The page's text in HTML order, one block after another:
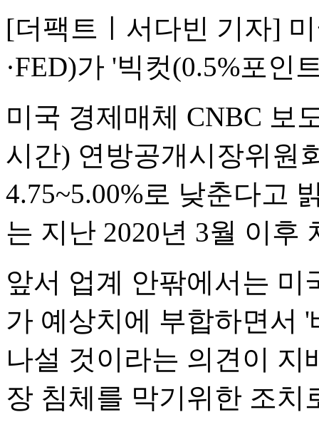
[더팩트ㅣ서다빈 기자]
·FED)가 '빅컷(0.5%포인
미국 경제매체 CNBC 보
시간) 연방공개시장위원
4.75~5.00%로 낮춘다고
는 지난 2020년 3월 이후
앞서 업계 안팎에서는 미
가 예상치에 부합하면서
나설 것이라는 의견이
장 침체를 막기위한 조치